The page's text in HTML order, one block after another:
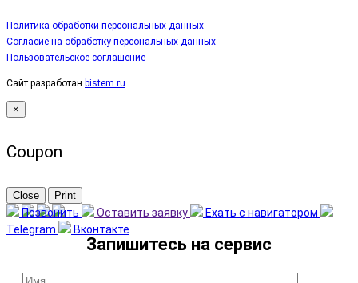
Политика обработки персональных данных
Согласие на обработку персональных данных
Пользовательское соглашение
Сайт разработан bistem.ru
×
Coupon
Close Print
Позвонить Оставить заявку
Ехать с навигатором
Telegram
Вконтакте